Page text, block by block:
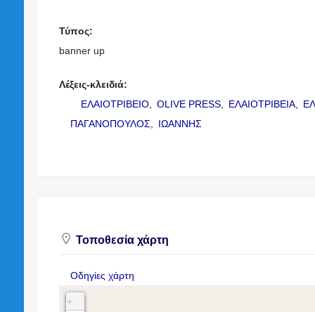
Τύπος:
banner up
Λέξεις-κλειδιά:
ΕΛΑΙΟΤΡΙΒΕΙΟ,
OLIVE PRESS, ΕΛΑΙΟΤΡΙΒΕΙΑ,
ΠΑΓΑΝΟΠΟΥΛΟΣ,
ΙΩΑΝΝΗΣ
Τοποθεσία χάρτη
Οδηγίες χάρτη
+